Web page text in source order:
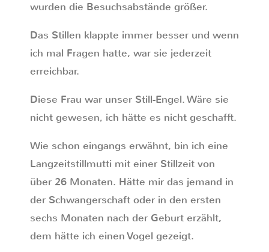
wurden die Besuchsabstände größer.
Das Stillen klappte immer besser und wenn
ich mal Fragen hatte, war sie jederzeit
erreichbar.
Diese Frau war unser Still-Engel. Wäre sie
nicht gewesen, ich hätte es nicht geschafft.
Wie schon eingangs erwähnt, bin ich eine
Langzeitstillmutti mit einer Stillzeit von
über 26 Monaten. Hätte mir das jemand in
der Schwangerschaft oder in den ersten
sechs Monaten nach der Geburt erzählt,
dem hätte ich einen Vogel gezeigt.